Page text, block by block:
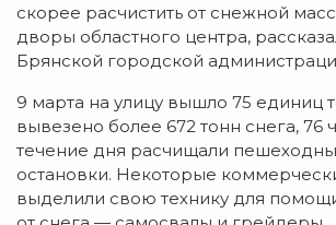
скорее расчистить от снежной
дворы областного центра,
Брянской городской
9 марта на улицу вышло 75 единиц
вывезено более 672 тонн снега, 76
течение дня расчищали
остановки. Некоторые
выделили свою технику для